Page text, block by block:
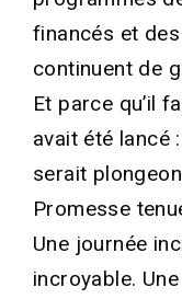
financés et
continuent de
Et parce qu’il
avait été lancé
serait
Promesse
Une journée
incroyable.